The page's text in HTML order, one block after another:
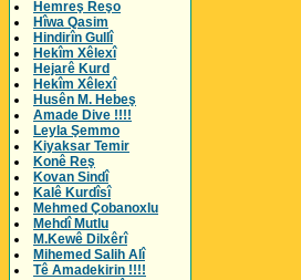
Hemreş Reşo
Hîwa Qasim
Hindirîn Gullî
Hekîm Xêlexî
Hejarê Kurd
Hekîm Xêlexî
Husên M. Hebeş
Amade Dive !!!!
Leyla Şemmo
Kiyaksar Temir
Konê Reş
Kovan Sindî
Kalê Kurdîsî
Mehmed Çobanoxlu
Mehdî Mutlu
M.Kewê Dilxêrî
Mihemed Salih Alî
Tê Amadekirin !!!!